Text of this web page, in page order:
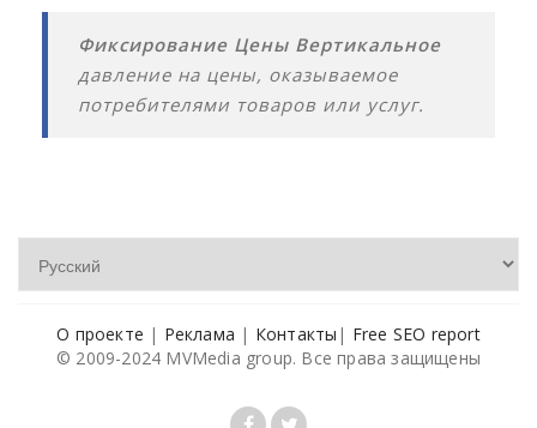
Фиксирование Цены Вертикальное
давление на цены, оказываемое
потребителями товаров или услуг.
О проекте | Реклама | Контакты | Free SEO report
© 2009-2024 MVMedia group. Все права защищены